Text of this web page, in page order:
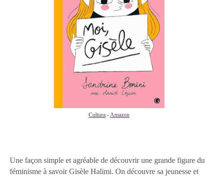
Cultura -Amazon
Une façon simple et agréable de découvrir une grande figure du
féminisme à savoir Gisèle Halimi. On découvre sa jeunesse et